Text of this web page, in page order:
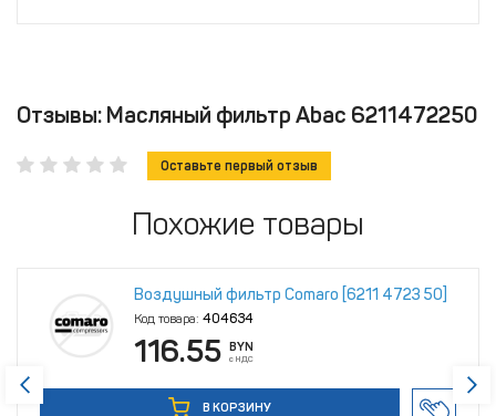
Отзывы: Масляный фильтр Abac 6211472250
Оставьте первый отзыв
Похожие товары
Воздушный фильтр Comaro [6211 4723 50]
Код товара: 404634
116.55 BYN
с НДС
В КОРЗИНУ